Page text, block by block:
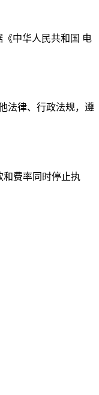
中华人民共和国 电
法律、行政法规，遵
和费率同时停止执